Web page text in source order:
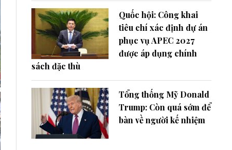
Quốc hội: Công khai
tiêu chí xác định dự án
phục vụ APEC 2027
được áp dụng chính
sách đặc thù
Tổng thống Mỹ Donald
Trump: Còn quá sớm để
bàn về người kế nhiệm